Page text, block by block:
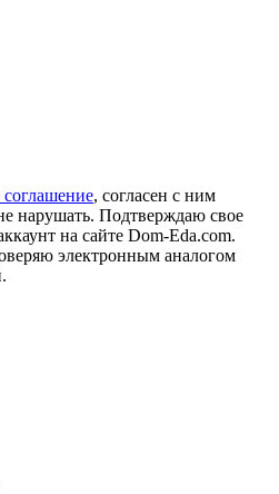
соглашение, согласен с ним
нарушать. Подтверждаю свое
на сайте Dom-Eda.com.
электронным аналогом